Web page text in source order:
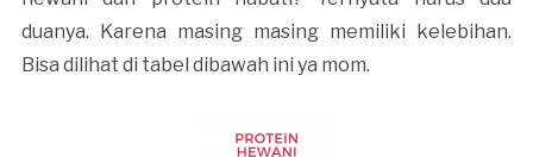
duanya. Karena masing masing memiliki kelebihan.
Bisa dilihat di tabel dibawah ini ya mom.